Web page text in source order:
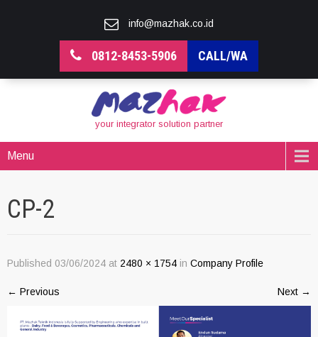
info@mazhak.co.id
0812-8453-5906 CALL/WA
your integrator solution partner
Menu
CP-2
Published 03/06/2024 at 2480 × 1754 in Company Profile
← Previous Next →